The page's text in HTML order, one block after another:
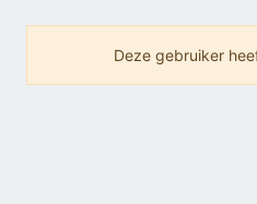
Deze gebruiker